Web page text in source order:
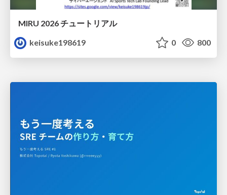
MIRU 2026 チュートリアル
keisuke198619
0 800